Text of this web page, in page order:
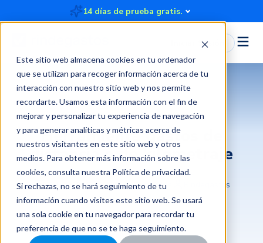
Este sitio web almacena cookies en tu ordenador
que se utilizan para recoger información acerca de tu
interacción con nuestro sitio web y nos permite
recordarte. Usamos esta información con el fin de
mejorar y personalizar tu experiencia de navegación
y para generar analíticas y métricas acerca de
nuestros visitantes en este sitio web y otros
medios. Para obtener más información sobre las
cookies, consulta nuestra Política de privacidad.
Si rechazas, no se hará seguimiento de tu
información cuando visites este sitio web. Se usará
una sola cookie en tu navegador para recordar tu
preferencia de que no se te haga seguimiento.
14 días de prueba gratis.
Iniciar Sesión
Herramienta gastos de
distancia o de kilometraje
2018-11-28 22:38:00 3 minutos Rindegastos